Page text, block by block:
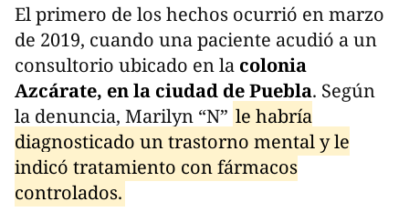
El primero de los hechos ocurrió en marzo
de 2019, cuando una paciente acudió a un
consultorio ubicado en la colonia
Azcárate, en la ciudad de Puebla. Según
la denuncia, Marilyn “N” le habría
diagnosticado un trastorno mental y le
indicó tratamiento con fármacos
controlados.